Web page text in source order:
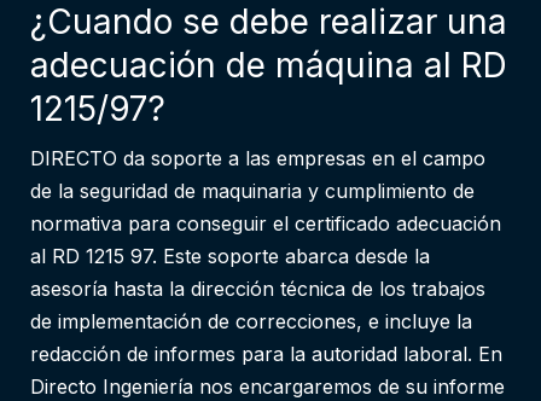
¿Cuando se debe realizar una
adecuación de máquina al RD
1215/97?
DIRECTO da soporte a las empresas en el campo
de la seguridad de maquinaria y cumplimiento de
normativa para conseguir el certificado adecuación
al RD 1215 97. Este soporte abarca desde la
asesoría hasta la dirección técnica de los trabajos
de implementación de correcciones, e incluye la
redacción de informes para la autoridad laboral. En
Directo Ingeniería nos encargaremos de su informe